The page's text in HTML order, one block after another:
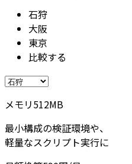
石狩
大阪
東京
比較する
メモリ512MB
最小構成の検証環境や、
軽量なスクリプト実行に